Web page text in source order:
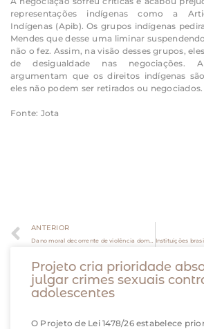
representações indígenas como a
Indígenas (Apib). Os grupos indígenas
Mendes que desse uma liminar
não o fez. Assim, na visão desses grupos,
de desigualdade nas negociações.
argumentam que os direitos indígenas
eles não podem ser retirados ou negociados.
Fonte: Jota
ANTERIOR
Projeto cria prioridade
julgar crimes sexuais
adolescentes
O Projeto de Lei 1478/26 estabelece